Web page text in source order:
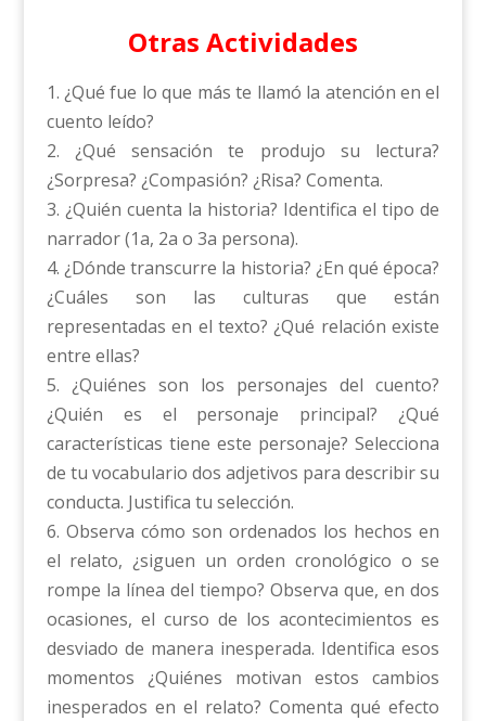
Otras Actividades
1. ¿Qué fue lo que más te llamó la atención en el
cuento leído?
2. ¿Qué sensación te produjo su lectura?
¿Sorpresa? ¿Compasión? ¿Risa? Comenta.
3. ¿Quién cuenta la historia? Identifica el tipo de
narrador (1a, 2a o 3a persona).
4. ¿Dónde transcurre la historia? ¿En qué época?
¿Cuáles son las culturas que están
representadas en el texto? ¿Qué relación existe
entre ellas?
5. ¿Quiénes son los personajes del cuento?
¿Quién es el personaje principal? ¿Qué
características tiene este personaje? Selecciona
de tu vocabulario dos adjetivos para describir su
conducta. Justifica tu selección.
6. Observa cómo son ordenados los hechos en
el relato, ¿siguen un orden cronológico o se
rompe la línea del tiempo? Observa que, en dos
ocasiones, el curso de los acontecimientos es
desviado de manera inesperada. Identifica esos
momentos ¿Quiénes motivan estos cambios
inesperados en el relato? Comenta qué efecto